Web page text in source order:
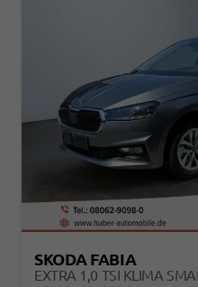
SKODA FABIA